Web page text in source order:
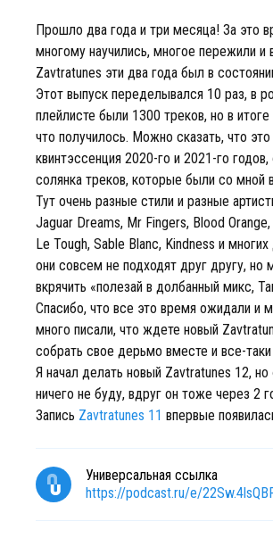
Прошло два года и три месяца! За это
многому научились, многое пережили и
Zavtratunes эти два года был в
Этот выпуск переделывался 10 раз, в
плейлисте были 1300 треков, но в
что получилось. Можно сказать, что
квинтэссенция 2020-го и 2021-го годов,
солянка треков, которые были со мной
Тут очень разные стили и разные
Jaguar Dreams, Mr Fingers, Blood
Le Tough, Sable Blanc, Kindness и
они совсем не подходят друг другу, но
вкрячить «полезай в долбанный микс,
Спасибо, что все это время ожидали и
много писали, что ждете новый
собрать свое дерьмо вместе и все-
Я начал делать новый Zavtratunes 12,
ничего не буду, вдруг он тоже через 2
Запись Zavtratunes 11 впервые
Универсальная ссылка
https://podcast.ru/e/